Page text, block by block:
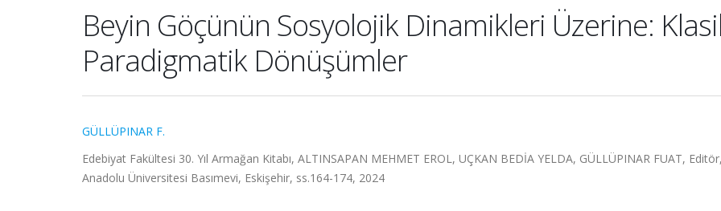
Beyin Göçünün Sosyolojik Dinamikleri Üzerine: Klasik
Paradigmatik Dönüşümler
GÜLLÜPINAR F.
Edebiyat Fakültesi 30. Yıl Armağan Kitabı, ALTINSAPAN MEHMET EROL, UÇKAN BEDİA YELDA, GÜLLÜPINAR FUAT, Editör,
Anadolu Üniversitesi Basımevi, Eskişehir, ss.164-174, 2024